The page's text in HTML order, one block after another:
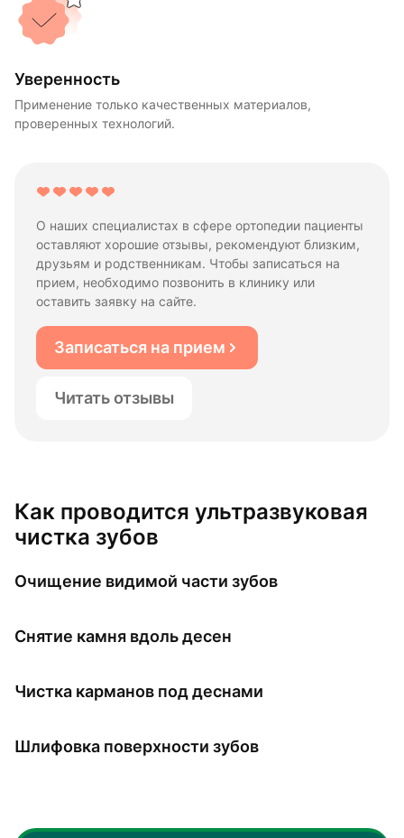
Уверенность
Применение только качественных материалов,
проверенных технологий.
О наших специалистах в сфере ортопедии пациенты
оставляют хорошие отзывы, рекомендуют близким,
друзьям и родственникам. Чтобы записаться на
прием, необходимо позвонить в клинику или
оставить заявку на сайте.
Записаться на прием
Читать отзывы
Как проводится ультразвуковая
чистка зубов
Очищение видимой части зубов
Снятие камня вдоль десен
Чистка карманов под деснами
Шлифовка поверхности зубов